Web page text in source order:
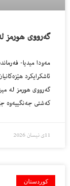
گەرووی هورمز
مەودا میدیا-
ئاشکرایکرد
گەرووی هورمز لە
کەشتی جەنگییەوە
11ی نیسان 2026
کوردستان